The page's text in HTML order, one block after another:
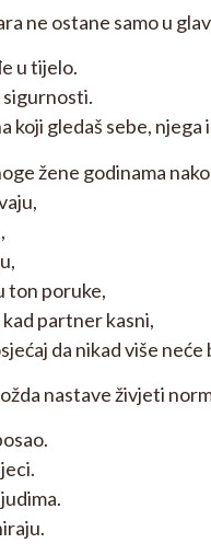
ne ostane samo u
u tijelo.
sigurnosti.
koji gledaš sebe, njega
žene godinama
ton poruke,
kad partner kasni,
da nikad više
nastave živjeti